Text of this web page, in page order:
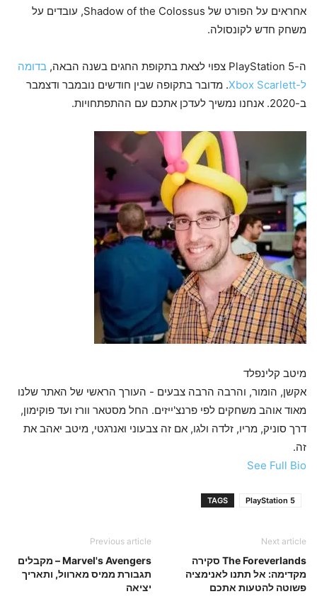
אחראים על הפורט של Shadow of the Colossus, עובדים על
משחק חדש לקונסולה.
ה-PlayStation 5 צפוי לצאת בתקופת החגים בשנה הבאה,
בדומה
ל-Xbox Scarlett
. מדובר בתקופה שבין חודשים נובמבר ודצמבר
ב-2020. אנחנו נמשיך לעדכן אתכם עם ההתפתחויות.
מיטב קלינפלד
אקשן, הומור, והרבה הרבה צבעים - העורך הראשי של האתר שלנו
מאוד אוהב משחקים לפי פרנצ'ייזים. החל מסטאר וורז ועד פוקימון,
דרך סוניק, מריו, זלדה ולגו, אם זה צבעוני ואנרגטי, מיטב יאהב את
זה.
See Full Bio
TAGS PlayStation 5
Previous article
Marvel's Avengers – מקבלים
תגבורת ממיס מארוול, ותאריך
יציאה
Next article
The Foreverlands סקירה
מקדימה: אל תתנו לאנימציה
פשוטה להטעות אתכם